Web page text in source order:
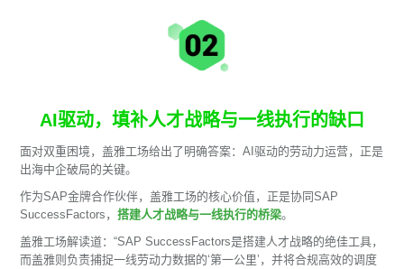
AI驱动，填补人才战略与一线执行的缺口
面对双重困境，盖雅工场给出了明确答案：AI驱动的劳动力运营，正是
出海中企破局的关键。
作为SAP金牌合作伙伴，盖雅工场的核心价值，正是协同SAP
SuccessFactors，搭建人才战略与一线执行的桥梁。
盖雅工场解读道：“SAP SuccessFactors是搭建人才战略的绝佳工具，
而盖雅则负责捕捉一线劳动力数据的‘第一公里’，并将合规高效的调度